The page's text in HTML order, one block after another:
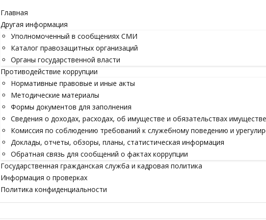
Главная
Другая информация
Уполномоченный в сообщениях СМИ
Каталог правозащитных организаций
Органы государственной власти
Противодействие коррупции
Нормативные правовые и иные акты
Методические материалы
Формы документов для заполнения
Сведения о доходах, расходах, об имуществе и обязательствах
Комиссия по соблюдению требований к служебному поведению и
Доклады, отчеты, обзоры, планы, статистическая информация
Обратная связь для сообщений о фактах коррупции
Государственная гражданская служба и кадровая политика
Информация о проверках
Политика конфиденциальности